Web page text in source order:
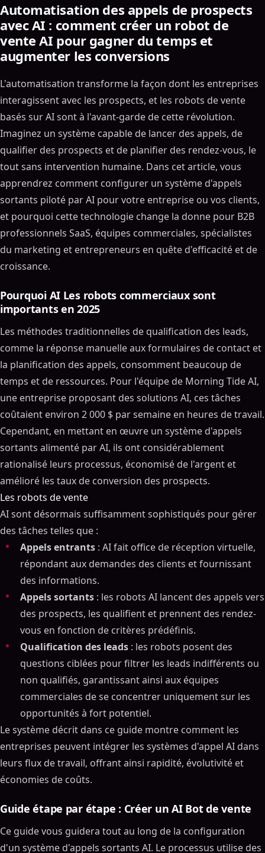
Automatisation des appels de prospects
avec AI : comment créer un robot de
vente AI pour gagner du temps et
augmenter les conversions
L'automatisation transforme la façon dont les entreprises
interagissent avec les prospects, et les robots de vente
basés sur AI sont à l'avant-garde de cette révolution.
Imaginez un système capable de lancer des appels, de
qualifier des prospects et de planifier des rendez-vous, le
tout sans intervention humaine. Dans cet article, vous
apprendrez comment configurer un système d'appels
sortants piloté par AI pour votre entreprise ou vos clients,
et pourquoi cette technologie change la donne pour B2B
professionnels SaaS, équipes commerciales, spécialistes
du marketing et entrepreneurs en quête d'efficacité et de
croissance.
Pourquoi AI Les robots commerciaux sont
importants en 2025
Les méthodes traditionnelles de qualification des leads,
comme la réponse manuelle aux formulaires de contact et
la planification des appels, consomment beaucoup de
temps et de ressources. Pour l'équipe de Morning Tide AI,
une entreprise proposant des solutions AI, ces tâches
coûtaient environ 2 000 $ par semaine en heures de travail.
Cependant, en mettant en œuvre un système d'appels
sortants alimenté par AI, ils ont considérablement
rationalisé leurs processus, économisé de l'argent et
amélioré les taux de conversion des prospects.
Les robots de vente
AI sont désormais suffisamment sophistiqués pour gérer
des tâches telles que :
Appels entrants : AI fait office de réception virtuelle,
répondant aux demandes des clients et fournissant
des informations.
Appels sortants : les robots AI lancent des appels vers
des prospects, les qualifient et prennent des rendez-
vous en fonction de critères prédéfinis.
Qualification des leads : les robots posent des
questions ciblées pour filtrer les leads indifférents ou
non qualifiés, garantissant ainsi aux équipes
commerciales de se concentrer uniquement sur les
opportunités à fort potentiel.
Le système décrit dans ce guide montre comment les
entreprises peuvent intégrer les systèmes d'appel AI dans
leurs flux de travail, offrant ainsi rapidité, évolutivité et
économies de coûts.
Guide étape par étape : Créer un AI Bot de vente
Ce guide vous guidera tout au long de la configuration
d'un système d'appels sortants AI. Le processus utilise des